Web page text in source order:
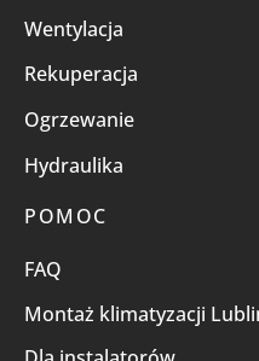
Wentylacja
Rekuperacja
Ogrzewanie
Hydraulika
POMOC
FAQ
Montaż klimatyzacji